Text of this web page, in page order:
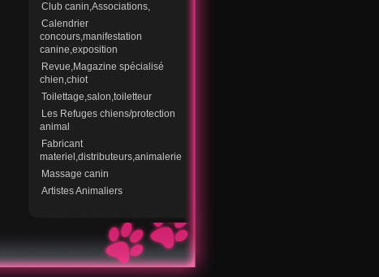
Club canin,Associations,
Calendrier
concours,manifestation
canine,exposition
Revue,Magazine spécialisé
chien,chiot
Toilettage,salon,toiletteur
Les Refuges chiens/protection
animal
Fabricant
materiel,distributeurs,animalerie
Massage canin
Artistes Animaliers